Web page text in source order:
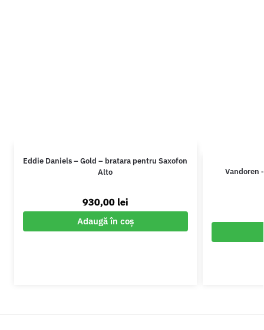
Eddie Daniels – Gold – bratara pentru Saxofon
Alto
930,00 lei
Adaugă în coș
Vandoren